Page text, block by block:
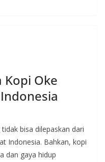
Kopi Oke
bisa dilepaskan dari
Indonesia. Bahkan, kopi
dan gaya hidup